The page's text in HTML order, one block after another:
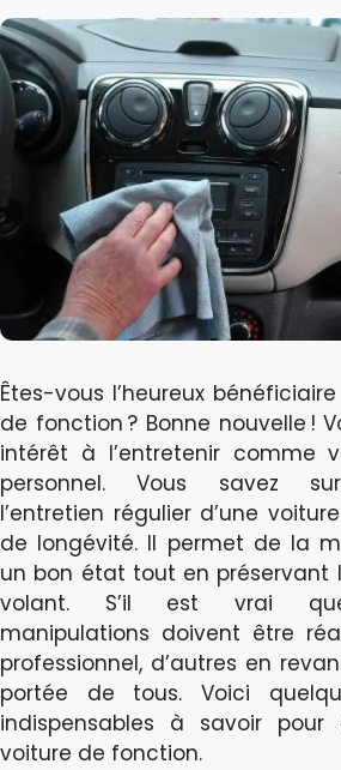
Êtes-vous l’heureux
de fonction ? Bonne nouvelle !
intérêt à l’entretenir comme
personnel. Vous savez
l’entretien régulier d’une
de longévité. Il permet de la
un bon état tout en préservant
volant. S’il est vrai
manipulations doivent être
professionnel, d’autres en
portée de tous. Voici
indispensables à savoir pour
voiture de fonction.